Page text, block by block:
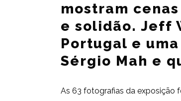
mostram
e solidão. Jeff
Portugal e
Sérgio Mah e
As 63 fotografias da exposição